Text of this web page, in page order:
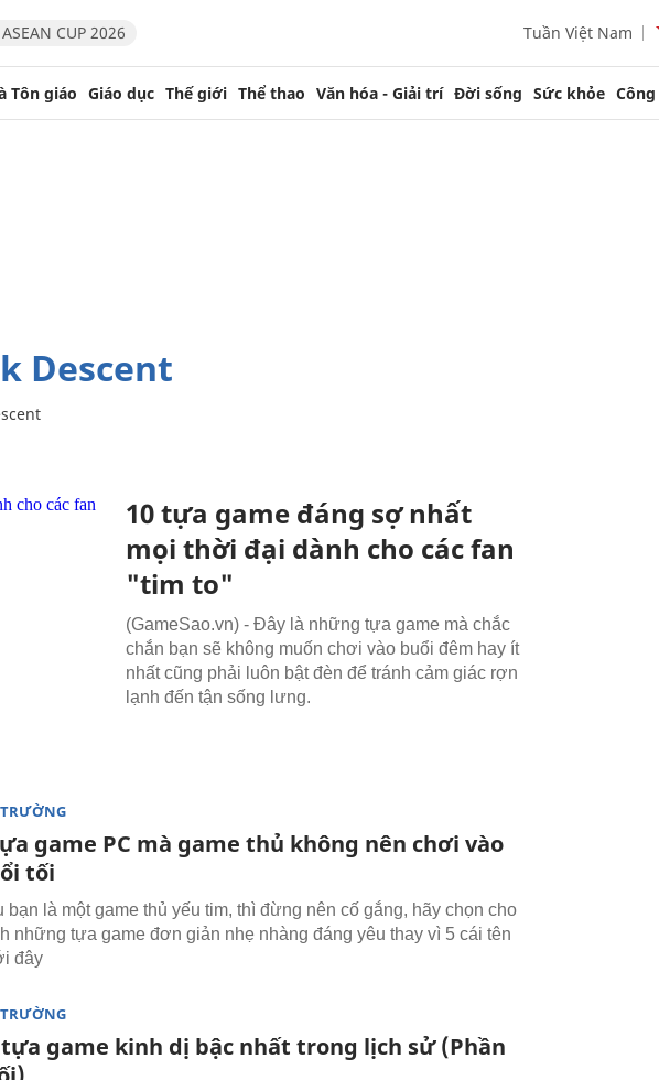
CUP 2026 Tuần Việt Nam
Tôn giáo Giáo dục Thế giới Thể thao Văn hóa - Giải trí Đời sống Sức khỏe
Descent
10 tựa game đáng sợ nhất
mọi thời đại dành cho các fan
"tim to"
(GameSao.vn) - Đây là những tựa game mà chắc
chắn bạn sẽ không muốn chơi vào buổi đêm hay ít
nhất cũng phải luôn bật đèn để tránh cảm giác rợn
lạnh đến tận sống lưng.
game PC mà game thủ không nên chơi vào
tối
bạn là một game thủ yếu tim, thì đừng nên cố gắng, hãy chọn cho
những tựa game đơn giản nhẹ nhàng đáng yêu thay vì 5 cái tên
đây
tựa game kinh dị bậc nhất trong lịch sử (Phần